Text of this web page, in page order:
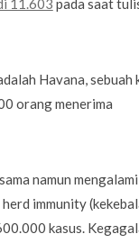
11.603 pada saat
Havana, sebuah
orang menerima
namun mengalami
herd immunity
kasus.